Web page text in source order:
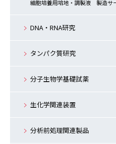
細胞培養用培地・調製液 製造サ
DNA・RNA研究
タンパク質研究
分子生物学基礎試薬
生化学関連装置
分析前処理関連製品